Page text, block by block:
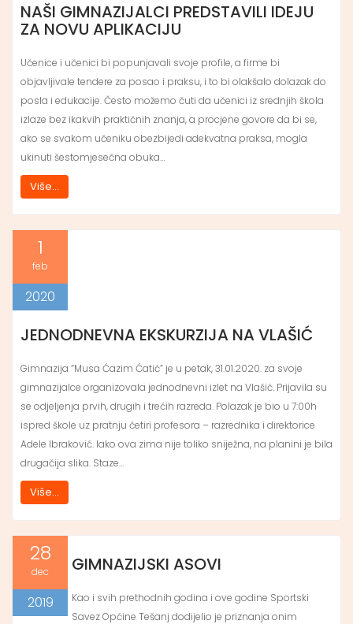
NAŠI GIMNAZIJALCI PREDSTAVILI IDEJU
ZA NOVU APLIKACIJU
Učenice i učenici bi popunjavali svoje profile, a firme bi
objavljivale tendere za posao i praksu, i to bi olakšalo dolazak do
posla i edukacije. Često možemo čuti da učenici iz srednjih škola
izlaze bez ikakvih praktičnih znanja, a procjene govore da bi se,
ako se svakom učeniku obezbijedi adekvatna praksa, mogla
ukinuti šestomjesečna obuka…
Više...
1
feb
2020
JEDNODNEVNA EKSKURZIJA NA VLAŠIĆ
Gimnazija “Musa Ćazim Ćatić” je u petak, 31.01.2020. za svoje
gimnazijalce organizovala jednodnevni izlet na Vlašić. Prijavila su
se odjeljenja prvih, drugih i trećih razreda. Polazak je bio u 7:00h
ispred škole uz pratnju četiri profesora – razrednika i direktorice
Adele Ibraković. Iako ova zima nije toliko sniježna, na planini je bila
drugačija slika. Staze…
Više...
28
dec
2019
GIMNAZIJSKI ASOVI
Kao i svih prethodnih godina i ove godine Sportski
Savez Općine Tešanj dodijelio je priznanja onim